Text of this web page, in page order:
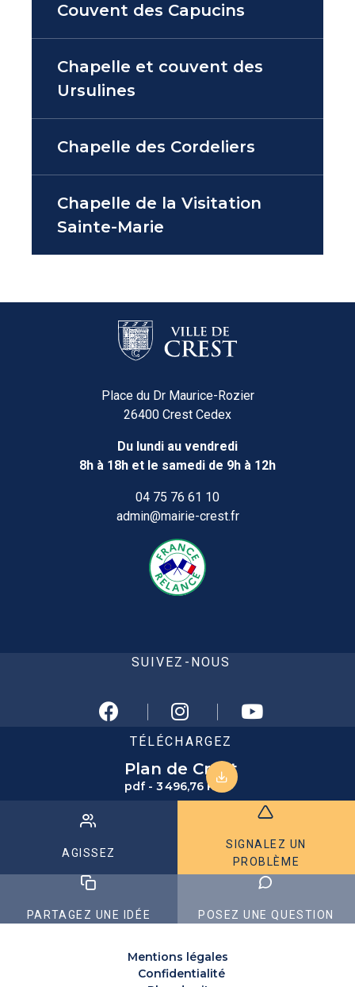
Couvent des Capucins
Chapelle et couvent des
Ursulines
Chapelle des Cordeliers
Chapelle de la Visitation
Sainte-Marie
Place du Dr Maurice-Rozier
26400 Crest Cedex
Du lundi au vendredi
8h à 18h et le samedi de 9h à 12h
04 75 76 61 10
admin@mairie-crest.fr
SUIVEZ-NOUS
TÉLÉCHARGEZ
Plan de Crest
pdf - 3 496,76 KB
AGISSEZ
SIGNALEZ UN
PROBLÈME
PARTAGEZ UNE IDÉE POSEZ UNE QUESTION
Mentions légales
Confidentialité